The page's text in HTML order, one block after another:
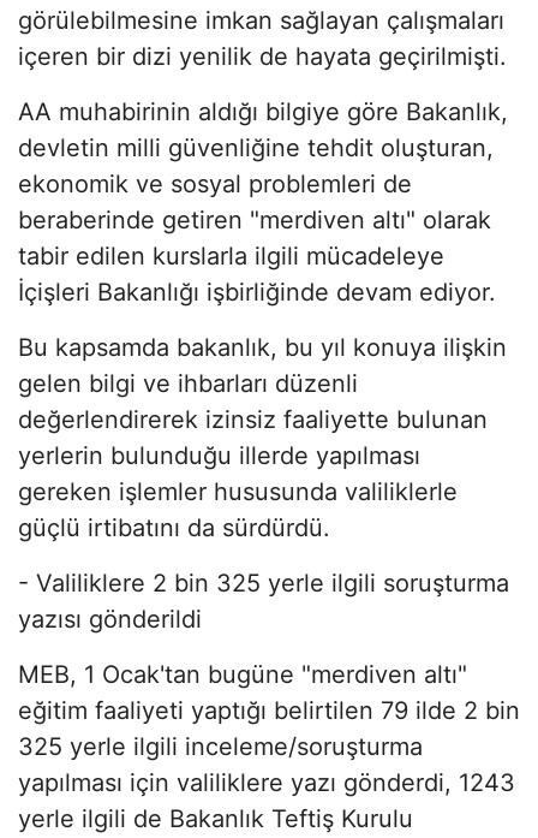
görülebilmesine imkan sağlayan çalışmaları
içeren bir dizi yenilik de hayata geçirilmişti.
AA muhabirinin aldığı bilgiye göre Bakanlık,
devletin milli güvenliğine tehdit oluşturan,
ekonomik ve sosyal problemleri de
beraberinde getiren "merdiven altı" olarak
tabir edilen kurslarla ilgili mücadeleye
İçişleri Bakanlığı işbirliğinde devam ediyor.
Bu kapsamda bakanlık, bu yıl konuya ilişkin
gelen bilgi ve ihbarları düzenli
değerlendirerek izinsiz faaliyette bulunan
yerlerin bulunduğu illerde yapılması
gereken işlemler hususunda valiliklerle
güçlü irtibatını da sürdürdü.
- Valiliklere 2 bin 325 yerle ilgili soruşturma
yazısı gönderildi
MEB, 1 Ocak'tan bugüne "merdiven altı"
eğitim faaliyeti yaptığı belirtilen 79 ilde 2 bin
325 yerle ilgili inceleme/soruşturma
yapılması için valiliklere yazı gönderdi, 1243
yerle ilgili de Bakanlık Teftiş Kurulu